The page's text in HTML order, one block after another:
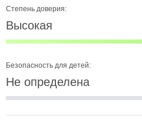
Степень доверия:
Высокая
Безопасность для детей:
Не определена